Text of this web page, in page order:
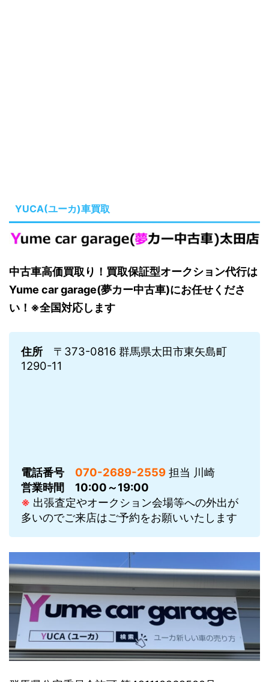
YUCA(ユーカ)車買取
中古車高価買取り！買取保証型オークション代行は
Yume car garage(夢カー中古車)にお任せくださ
い！※全国対応します
住所 〒373-0816 群馬県太田市東矢島町
1290-11
電話番号 070-2689-2559 担当 川崎
営業時間
10:00～19:00
※ 出張査定やオークション会場等への外出が
多いのでご来店はご予約をお願いいたします